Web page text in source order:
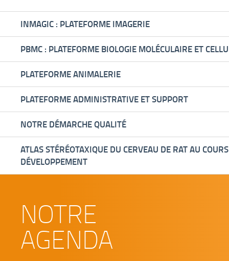
INMAGIC : PLATEFORME IMAGERIE
PBMC : PLATEFORME BIOLOGIE MOLÉCULAIRE ET
PLATEFORME ANIMALERIE
PLATEFORME ADMINISTRATIVE ET SUPPORT
NOTRE DÉMARCHE QUALITÉ
ATLAS STÉRÉOTAXIQUE DU CERVEAU DE RAT AU
DÉVELOPPEMENT
NOTRE
AGENDA